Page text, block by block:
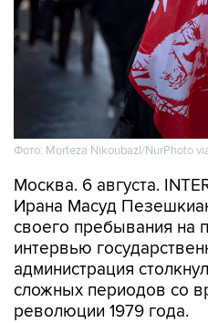
Фото: Morteza Nikoubazl/NurPhoto
Москва. 6 августа.
Ирана Масуд
своего пребывания на
интервью
администрация
сложных периодов со
революции 1979 года.